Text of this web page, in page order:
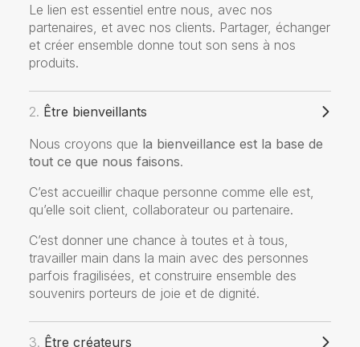
Le lien est essentiel entre nous, avec nos
partenaires, et avec nos clients. Partager, échanger
et créer ensemble donne tout son sens à nos
produits.
2. Être bienveillants
Nous croyons que la bienveillance est la base de
tout ce que nous faisons.
C’est accueillir chaque personne comme elle est,
qu’elle soit client, collaborateur ou partenaire.
C’est donner une chance à toutes et à tous,
travailler main dans la main avec des personnes
parfois fragilisées, et construire ensemble des
souvenirs porteurs de joie et de dignité.
3. Être créateurs